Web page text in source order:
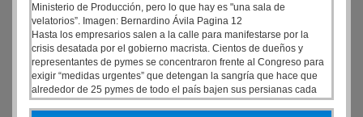
Ministerio de Producción, pero lo que hay es "una sala de
velatorios”. Imagen: Bernardino Ávila Pagina 12
Hasta los empresarios salen a la calle para manifestarse por la
crisis desatada por el gobierno macrista. Cientos de dueños y
representantes de pymes se concentraron frente al Congreso para
exigir “medidas urgentes” que detengan la sangría que hace que
alrededor de 25 pymes de todo el país bajen sus persianas cada
día.